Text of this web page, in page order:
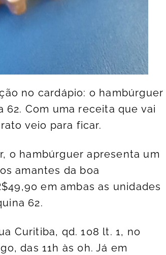
no cardápio: o hambúrguer
62. Com uma receita que vai
veio para ficar.
o hambúrguer apresenta um
amantes da boa
em ambas as unidades
62.
Curitiba, qd. 108 lt. 1, no
das 11h às 0h. Já em